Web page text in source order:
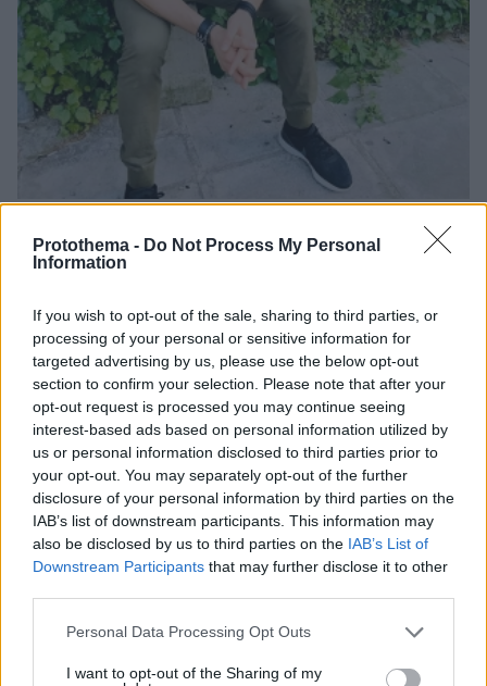
Protothema - Do Not Process My Personal
Information
If you wish to opt-out of the sale, sharing to third parties, or
processing of your personal or sensitive information for
targeted advertising by us, please use the below opt-out
section to confirm your selection. Please note that after your
opt-out request is processed you may continue seeing
interest-based ads based on personal information utilized by
us or personal information disclosed to third parties prior to
your opt-out. You may separately opt-out of the further
disclosure of your personal information by third parties on the
IAB’s list of downstream participants. This information may
also be disclosed by us to third parties on the IAB’s List of
Downstream Participants that may further disclose it to other
Please note that this website/app uses one or more Google
not limited to your visit or usage behaviour. You may click to
Personal Data Processing Opt Outs
I want to opt-out of the Sharing of my
«Δεν το πιστεύουμε», λένε οι Αμερικανοί που
υιοθέτησαν τον Αφγανό στη Λέσβο - Η αρχική
στην απολογία